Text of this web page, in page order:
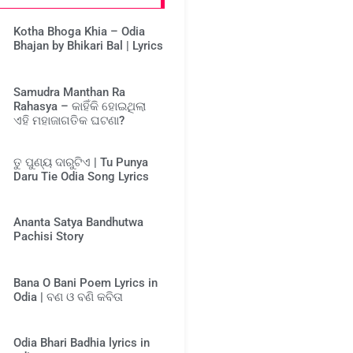
Kotha Bhoga Khia – Odia
Bhajan by Bhikari Bal | Lyrics
Samudra Manthan Ra
Rahasya – କାହିଁକି ହୋଇଥିଲା
ଏହି ମହାଜାଗତିକ ଘଟଣା?
ତୁ ପୁଣ୍ୟ ଦାରୁଟିଏ | Tu Punya
Daru Tie Odia Song Lyrics
Ananta Satya Bandhutwa
Pachisi Story
Bana O Bani Poem Lyrics in
Odia | ବଣ ଓ ବଣି କବିତା
Odia Bhari Badhia lyrics in